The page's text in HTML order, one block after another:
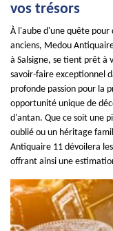
vos trésors
À l'aube d'une quête pour
anciens, Medou
à Salsigne, se tient prêt à
savoir-faire exceptionnel
profonde passion pour la
opportunité unique de
d'antan. Que ce soit une
oublié ou un héritage
Antiquaire 11 dévoilera
offrant ainsi une